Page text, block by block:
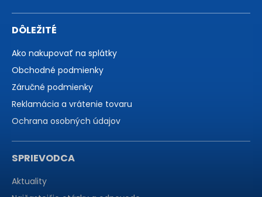
DÔLEŽITÉ
Ako nakupovať na splátky
Obchodné podmienky
Záručné podmienky
Reklamácia a vrátenie tovaru
Ochrana osobných údajov
SPRIEVODCA
Aktuality